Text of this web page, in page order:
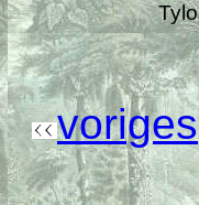
voriges